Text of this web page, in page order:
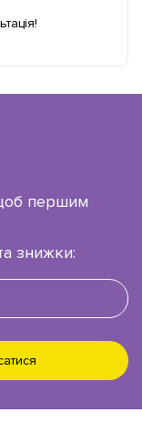
першим
знижки: